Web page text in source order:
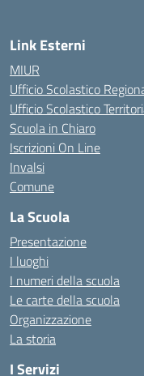
Link Esterni
MIUR
Ufficio Scolastico
Ufficio Scolastico
Scuola in Chiaro
Iscrizioni On Line
Invalsi
Comune
La Scuola
Presentazione
I luoghi
I numeri della scuola
Le carte della scuola
Organizzazione
La storia
I Servizi